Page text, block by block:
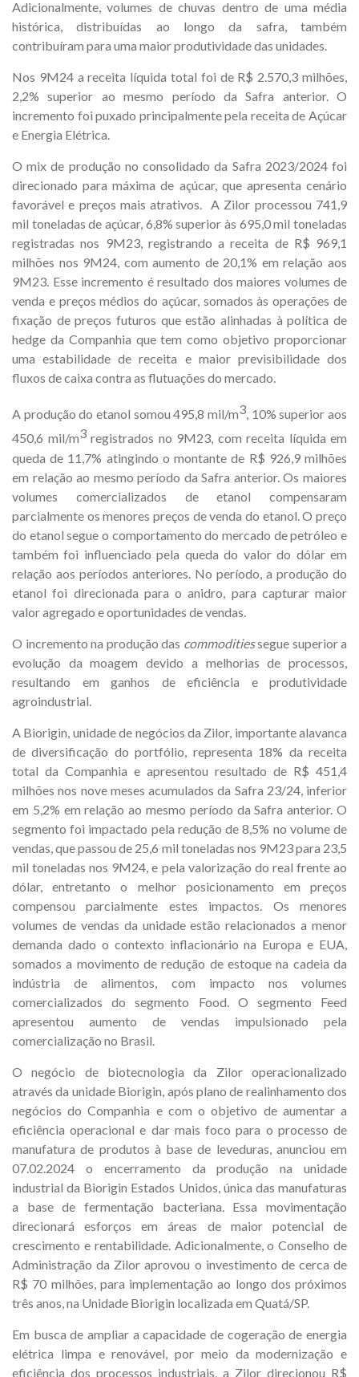
Adicionalmente, volumes de chuvas dentro de uma média
histórica, distribuídas ao longo da safra, também
contribuíram para uma maior produtividade das unidades.
Nos 9M24 a receita líquida total foi de R$ 2.570,3 milhões,
2,2% superior ao mesmo período da Safra anterior. O
incremento foi puxado principalmente pela receita de Açúcar
e Energia Elétrica.
O mix de produção no consolidado da Safra 2023/2024 foi
direcionado para máxima de açúcar, que apresenta cenário
favorável e preços mais atrativos. A Zilor processou 741,9
mil toneladas de açúcar, 6,8% superior às 695,0 mil toneladas
registradas nos 9M23, registrando a receita de R$ 969,1
milhões nos 9M24, com aumento de 20,1% em relação aos
9M23. Esse incremento é resultado dos maiores volumes de
venda e preços médios do açúcar, somados às operações de
fixação de preços futuros que estão alinhadas à política de
hedge da Companhia que tem como objetivo proporcionar
uma estabilidade de receita e maior previsibilidade dos
fluxos de caixa contra as flutuações do mercado.
A produção do etanol somou 495,8 mil/m3, 10% superior aos
450,6 mil/m3registrados no 9M23, com receita líquida em
queda de 11,7% atingindo o montante de R$ 926,9 milhões
em relação ao mesmo período da Safra anterior. Os maiores
volumes comercializados de etanol compensaram
parcialmente os menores preços de venda do etanol. O preço
do etanol segue o comportamento do mercado de petróleo e
também foi influenciado pela queda do valor do dólar em
relação aos períodos anteriores. No período, a produção do
etanol foi direcionada para o anidro, para capturar maior
valor agregado e oportunidades de vendas.
O incremento na produção das commoditiessegue superior a
evolução da moagem devido a melhorias de processos,
resultando em ganhos de eficiência e produtividade
agroindustrial.
A Biorigin, unidade de negócios da Zilor, importante alavanca
de diversificação do portfólio, representa 18% da receita
total da Companhia e apresentou resultado de R$ 451,4
milhões nos nove meses acumulados da Safra 23/24, inferior
em 5,2% em relação ao mesmo período da Safra anterior. O
segmento foi impactado pela redução de 8,5% no volume de
vendas, que passou de 25,6 mil toneladas nos 9M23 para 23,5
mil toneladas nos 9M24, e pela valorização do real frente ao
dólar, entretanto o melhor posicionamento em preços
compensou parcialmente estes impactos. Os menores
volumes de vendas da unidade estão relacionados a menor
demanda dado o contexto inflacionário na Europa e EUA,
somados a movimento de redução de estoque na cadeia da
indústria de alimentos, com impacto nos volumes
comercializados do segmento Food. O segmento Feed
apresentou aumento de vendas impulsionado pela
comercialização no Brasil.
O negócio de biotecnologia da Zilor operacionalizado
através da unidade Biorigin, após plano de realinhamento dos
negócios do Companhia e com o objetivo de aumentar a
eficiência operacional e dar mais foco para o processo de
manufatura de produtos à base de leveduras, anunciou em
07.02.2024 o encerramento da produção na unidade
industrial da Biorigin Estados Unidos, única das manufaturas
a base de fermentação bacteriana. Essa movimentação
direcionará esforços em áreas de maior potencial de
crescimento e rentabilidade. Adicionalmente, o Conselho de
Administração da Zilor aprovou o investimento de cerca de
R$ 70 milhões, para implementação ao longo dos próximos
três anos, na Unidade Biorigin localizada em Quatá/SP.
Em busca de ampliar a capacidade de cogeração de energia
elétrica limpa e renovável, por meio da modernização e
eficiência dos processos industriais, a Zilor direcionou R$